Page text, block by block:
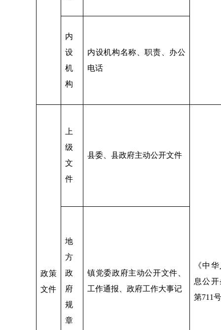
内
设
机
构
内设机构名称、职责、办公
电话
政策
文件
上
级
文
件
县委、县政府主动公开文件
《中
息公
第711
地
方
政
府
规
章
镇党委政府主动公开文件、
工作通报、政府工作大事记